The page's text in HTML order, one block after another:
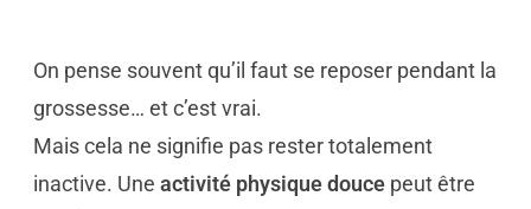
On pense souvent qu’il faut se reposer pendant la
grossesse… et c’est vrai.
Mais cela ne signifie pas rester totalement
inactive. Une activité physique douce peut être